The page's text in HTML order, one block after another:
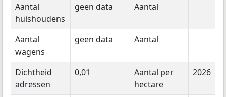
Aantal
huishoudens
geen data Aantal
Aantal
wagens
geen data Aantal
Dichtheid
adressen
0,01
Aantal per
hectare
2026